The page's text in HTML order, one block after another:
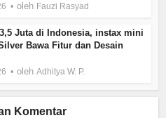
oleh Fauzi Rasyad
Juta di Indonesia, instax mini
Bawa Fitur dan Desain
olehAdhitya W. P.
Komentar